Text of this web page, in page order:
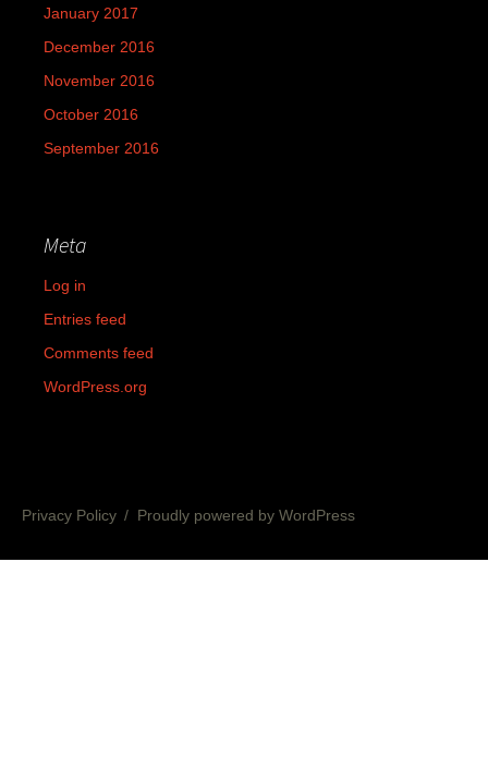
January 2017
December 2016
November 2016
October 2016
September 2016
Meta
Log in
Entries feed
Comments feed
WordPress.org
Privacy Policy Proudly powered by WordPress